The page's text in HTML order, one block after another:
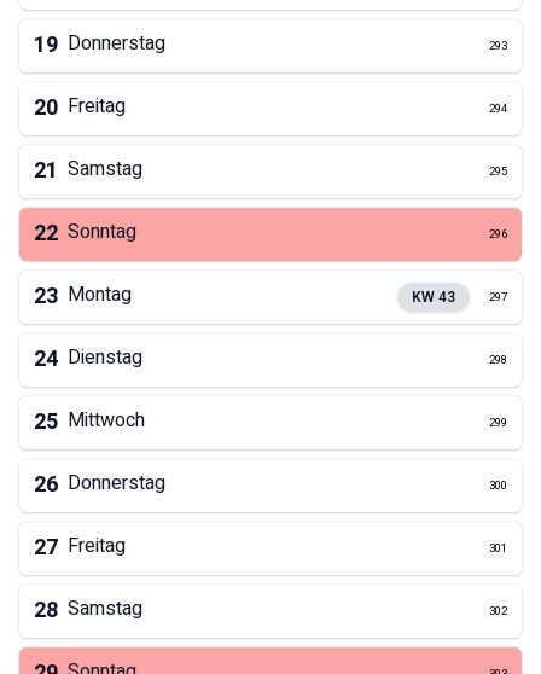
19 Donnerstag 293
20 Freitag 294
21 Samstag 295
22 Sonntag 296
23 Montag KW43 297
24 Dienstag 298
25 Mittwoch 299
26 Donnerstag 300
27 Freitag 301
28 Samstag 302